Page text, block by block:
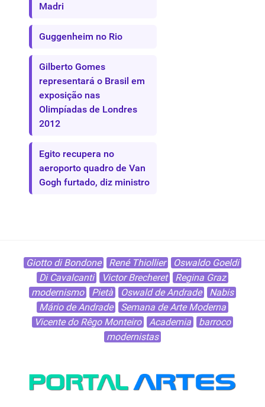
Madri
Guggenheim no Rio
Gilberto Gomes
representará o Brasil em
exposição nas
Olimpíadas de Londres
2012
Egito recupera no
aeroporto quadro de Van
Gogh furtado, diz ministro
Giotto di Bondone René Thiollier
Oswaldo Goeldi
Di Cavalcanti
Victor Brecheret
Regina Graz
modernismo
Pietà Oswald de Andrade
Nabis
Mário de Andrade
Semana de Arte Moderna
Vicente do Rêgo Monteiro
Academia
barroco
modernistas